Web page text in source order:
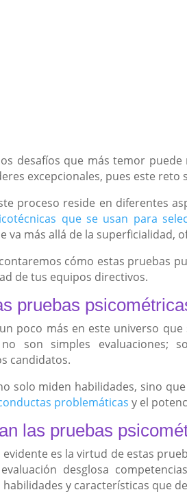
desafíos que más temor
excepcionales, pues este
proceso reside en diferentes
que se usan para
va más allá de la superficialidad,
cómo estas pruebas
de tus equipos directivos.
pruebas
poco más en este universo
son simples evaluaciones;
candidatos.
solo miden habilidades, sino
problemáticas y el
las pruebas
evidente es la virtud de estas
desglosa
y características que